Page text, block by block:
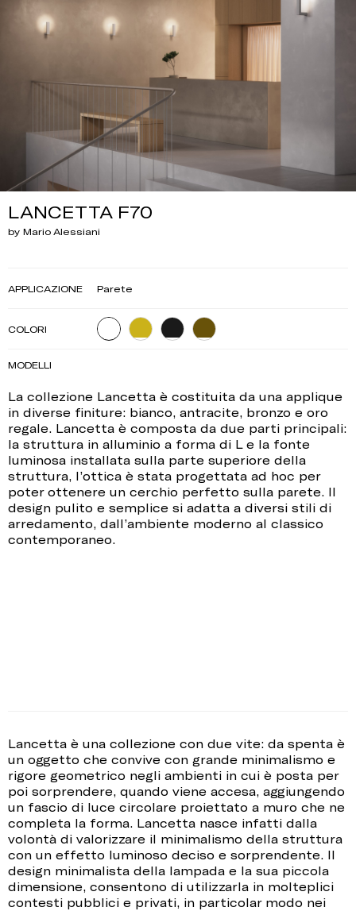
LANCETTA F70
by Mario Alessiani
La collezione Lancetta è costituita da una applique
in diverse finiture: bianco, antracite, bronzo e oro
regale. Lancetta è composta da due parti principali:
la struttura in alluminio a forma di L e la fonte
luminosa installata sulla parte superiore della
struttura, l’ottica è stata progettata ad hoc per
poter ottenere un cerchio perfetto sulla parete. Il
design pulito e semplice si adatta a diversi stili di
arredamento, dall’ambiente moderno al classico
contemporaneo.
APPLICAZIONE Parete
COLORI
MODELLI
Lancetta è una collezione con due vite: da spenta è
un oggetto che convive con grande minimalismo e
rigore geometrico negli ambienti in cui è posta per
poi sorprendere, quando viene accesa, aggiungendo
un fascio di luce circolare proiettato a muro che ne
completa la forma. Lancetta nasce infatti dalla
volontà di valorizzare il minimalismo della struttura
con un effetto luminoso deciso e sorprendente. Il
design minimalista della lampada e la sua piccola
dimensione, consentono di utilizzarla in molteplici
contesti pubblici e privati, in particolar modo nei